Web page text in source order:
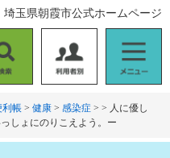
用
者
別
ニ
ュ
ー
埼玉県朝霞市公式ホームページ
利帳 > 健康 > 感染症 > > 人に優し
しょにのりこえよう。ー